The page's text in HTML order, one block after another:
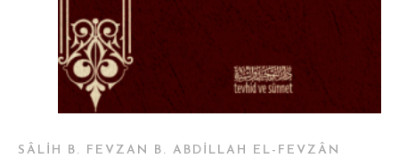
SÂLIH B. FEVZAN B. ABDILLAH EL-FEVZÂN